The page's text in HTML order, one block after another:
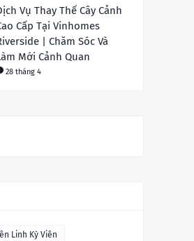
Vụ Thay Thế Cây Cảnh
Cấp Tại Vinhomes
| Chăm Sóc Và
Mới Cảnh Quan
28 tháng 4
Linh Kỳ Viên